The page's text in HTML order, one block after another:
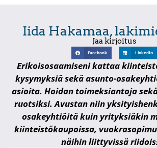
Iida Hakamaa,
Jaa kirjoitus
Facebook LinkedIn
Erikoisosaamiseni kattaa
kysymyksiä sekä asunto-
asioita. Hoidan toimeksiantoja
ruotsiksi. Avustan niin
osakeyhtiöitä kuin yrityksiäkin
kiinteistökaupoissa,
näihin liittyvissä